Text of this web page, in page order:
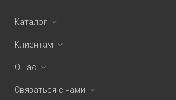
Каталог
Клиентам
О нас
Связаться с нами